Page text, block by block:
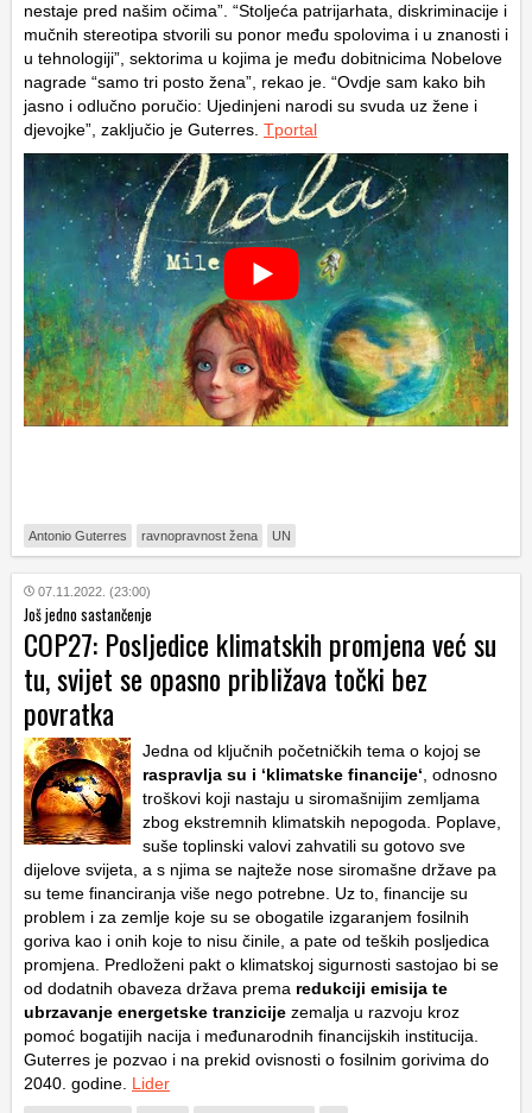
nestaje pred našim očima”. “Stoljeća patrijarhata, diskriminacije i
mučnih stereotipa stvorili su ponor među spolovima i u znanosti i
u tehnologiji”, sektorima u kojima je među dobitnicima Nobelove
nagrade “samo tri posto žena”, rekao je. “Ovdje sam kako bih
jasno i odlučno poručio: Ujedinjeni narodi su svuda uz žene i
djevojke”, zaključio je Guterres. Tportal
Antonio Guterres ravnopravnost žena UN
07.11.2022. (23:00)
Još jedno sastančenje
COP27: Posljedice klimatskih promjena već su
tu, svijet se opasno približava točki bez
povratka
Jedna od ključnih početničkih tema o kojoj se
raspravlja su i ‘klimatske financije‘, odnosno
troškovi koji nastaju u siromašnijim zemljama
zbog ekstremnih klimatskih nepogoda. Poplave,
suše toplinski valovi zahvatili su gotovo sve
dijelove svijeta, a s njima se najteže nose siromašne države pa
su teme financiranja više nego potrebne. Uz to, financije su
problem i za zemlje koje su se obogatile izgaranjem fosilnih
goriva kao i onih koje to nisu činile, a pate od teških posljedica
promjena. Predloženi pakt o klimatskoj sigurnosti sastojao bi se
od dodatnih obaveza država prema redukciji emisija te
ubrzavanje energetske tranzicije zemalja u razvoju kroz
pomoć bogatijih nacija i međunarodnih financijskih institucija.
Guterres je pozvao i na prekid ovisnosti o fosilnim gorivima do
2040. godine. Lider